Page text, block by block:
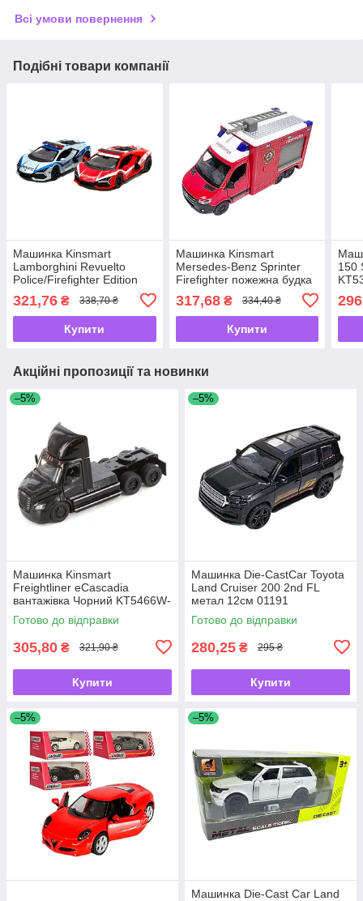
Всі умови повернення
Подібні товари компанії
Машинка Kinsmart
Lamborghini Revuelto
Police/Firefighter Edition
321,76 ₴ 338,70 ₴
Купити
Машинка Kinsmart
Mersedes-Benz Sprinter
Firefighter пожежна будка
317,68₴ 334,40 ₴
Купити
150
Акційні пропозиції та новинки
–5%
Машинка Kinsmart
Freightliner eCascadia
вантажівка Чорний KT5466W-
2
Готово до відправки
305,80 ₴ 321,90 ₴
Купити
–5%
Машинка Die-CastCar Toyota
Land Cruiser 200 2nd FL
метал 12см 01191
Готово до відправки
280,25 ₴ 295 ₴
Купити
–5% –5%
Машинка Die-Cast Car Land